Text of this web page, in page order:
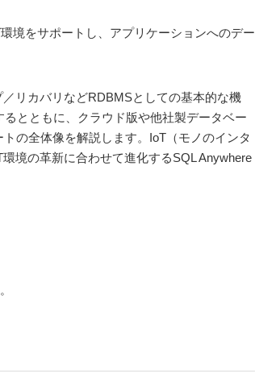
境をサポートし、アプリケーションへのデー
リカバリなどRDBMSとしての基本的な機
とともに、クラウド版や他社製データベー
の全体像を解説します。IoT（モノのインタ
境の革新に合わせて進化するSQL Anywhere